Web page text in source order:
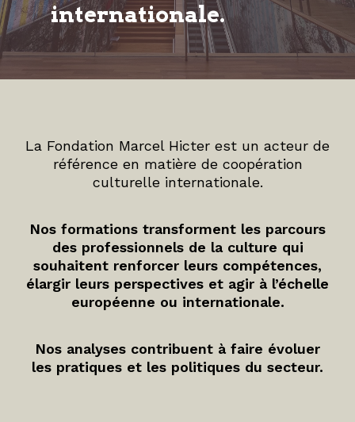
internationale.
La Fondation Marcel Hicter est un acteur de
référence en matière de coopération
culturelle internationale.
Nos formations transforment les parcours
des professionnels de la culture qui
souhaitent renforcer leurs compétences,
élargir leurs perspectives et agir à l’échelle
européenne ou internationale.
Nos analyses contribuent à faire évoluer
les pratiques et les politiques du secteur.